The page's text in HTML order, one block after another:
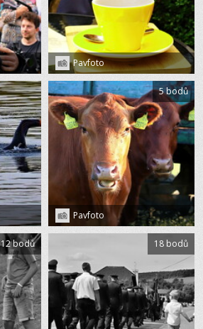
Pavfoto
Pavfoto
5 bodů
12 bodů 18 bodů